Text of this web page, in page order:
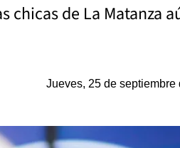
de La Matanza
Jueves, 25 de septiembre